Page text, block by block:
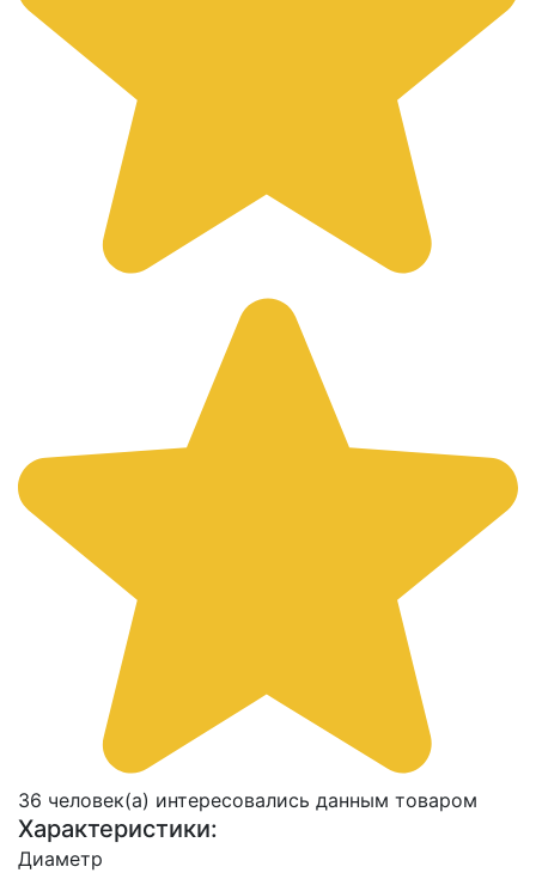
36 человек(а) интересовались данным товаром
Характеристики:
Диаметр